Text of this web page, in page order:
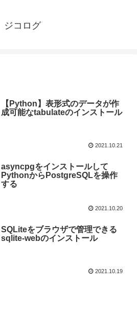
ジコログ
【Python】表形式のデータが作
成可能なtabulateのインストール
2021.10.21
asyncpgをインストールして
PythonからPostgreSQLを操作
する
2021.10.20
SQLiteをブラウザで管理できる
sqlite-webのインストール
2021.10.19